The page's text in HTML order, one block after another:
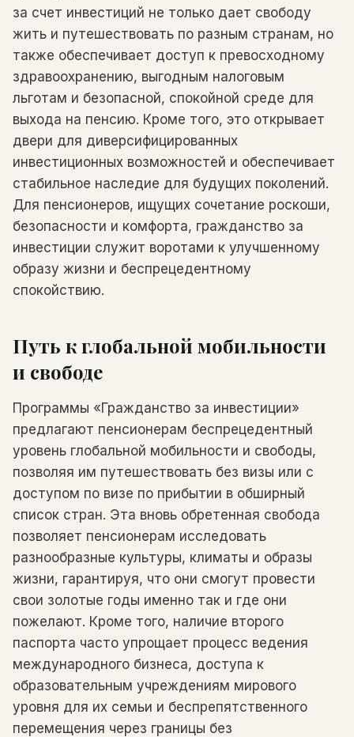
за счет инвестиций не только дает свободу
жить и путешествовать по разным странам, но
также обеспечивает доступ к превосходному
здравоохранению, выгодным налоговым
льготам и безопасной, спокойной среде для
выхода на пенсию. Кроме того, это открывает
двери для диверсифицированных
инвестиционных возможностей и обеспечивает
стабильное наследие для будущих поколений.
Для пенсионеров, ищущих сочетание роскоши,
безопасности и комфорта, гражданство за
инвестиции служит воротами к улучшенному
образу жизни и беспрецедентному
спокойствию.
Путь к глобальной мобильности
и свободе
Программы «Гражданство за инвестиции»
предлагают пенсионерам беспрецедентный
уровень глобальной мобильности и свободы,
позволяя им путешествовать без визы или с
доступом по визе по прибытии в обширный
список стран. Эта вновь обретенная свобода
позволяет пенсионерам исследовать
разнообразные культуры, климаты и образы
жизни, гарантируя, что они смогут провести
свои золотые годы именно так и где они
пожелают. Кроме того, наличие второго
паспорта часто упрощает процесс ведения
международного бизнеса, доступа к
образовательным учреждениям мирового
уровня для их семьи и беспрепятственного
перемещения через границы без